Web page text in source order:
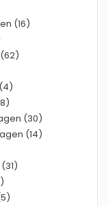
(16)
(30)
(14)